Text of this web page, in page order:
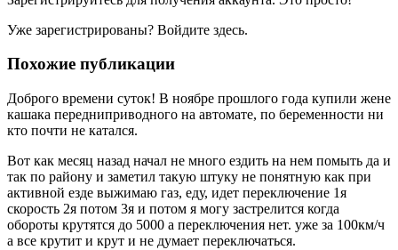
Уже зарегистрированы? Войдите здесь.
Похожие публикации
Доброго времени суток! В ноябре прошлого года купили жене
кашака передниприводного на автомате, по беременности ни
кто почти не катался.
Вот как месяц назад начал не много ездить на нем помыть да и
так по району и заметил такую штуку не понятную как при
активной езде выжимаю газ, еду, идет переключение 1я
скорость 2я потом 3я и потом я могу застрелится когда
обороты крутятся до 5000 а переключения нет. уже за 100км/ч
а все крутит и крут и не думает переключаться.